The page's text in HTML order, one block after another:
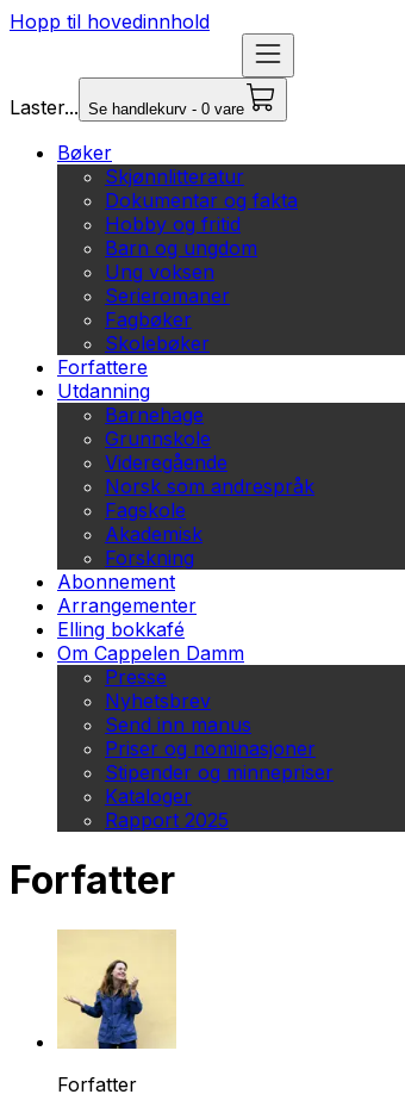
Hopp til hovedinnhold
Laster... Se handlekurv - 0 vare
Bøker
Skjønnlitteratur
Dokumentar og fakta
Hobby og fritid
Barn og ungdom
Ung voksen
Serieromaner
Fagbøker
Skolebøker
Forfattere
Utdanning
Barnehage
Grunnskole
Videregående
Norsk som andrespråk
Fagskole
Akademisk
Forskning
Abonnement
Arrangementer
Elling bokkafé
Om Cappelen Damm
Presse
Nyhetsbrev
Send inn manus
Priser og nominasjoner
Stipender og minnepriser
Kataloger
Rapport 2025
Forfatter
Forfatter